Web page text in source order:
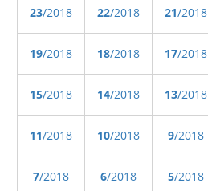
23/2018 22/2018 21/2018
19/2018 18/2018 17/2018
15/2018 14/2018 13/2018
11/2018 10/2018 9/2018
7/2018 6/2018 5/2018